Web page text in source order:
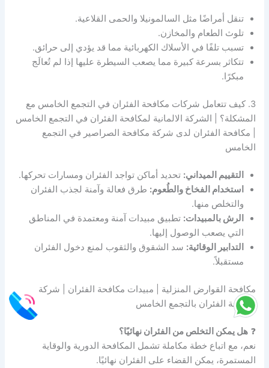
تنقل أمراضًا مثل السالمونيلا والحمى القلاعية.
تلوث الطعام والمخازن.
تسبب تلفًا في الأسلاك الكهربائية مما قد يؤدي إلى حرائق.
تتكاثر بسرعة كبيرة مما يصعب السيطرة عليها إذا لم تُعالَج
مبكرًا.
3. كيف تتعامل شركات مكافحة الفئران في التجمع الخامس مع
المشكلة؟ | الشركة الالمانية لمكافحة الفئران في التجمع الخامس
| مكافحة الفئران لدى شركة مكافحة الصراصير في التجمع
الخامس
التقييم الميداني: تحديد أماكن تواجد الفئران ومسارات تحركها.
استخدام الفخاخ والطُعوم: طرق فعالة وآمنة لجذب الفئران
والتخلص منها.
الرش بالمبيدات: تطبيق مبيدات آمنة ومعتمدة في المناطق
التي يصعب الوصول إليها.
التدابير الوقائية: سد الشقوق والثقوب لمنع دخول الفئران
مستقبلاً.
مكافحة القوارض المنزلية | مبيدات مكافحة الفئران | شركة
مكافحة الفئران بالتجمع الخامس
❓هل يمكن التخلص من الفئران نهائيًا؟
نعم، مع اتباع خطة مكاملة تشمل المكافحة الدورية والوقاية
المستمرة، يمكن القضاء على الفئران نهائيًا.